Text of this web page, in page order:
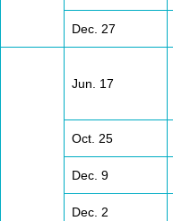
Dec. 27
Jun. 17
Oct. 25
Dec. 9
Dec. 2